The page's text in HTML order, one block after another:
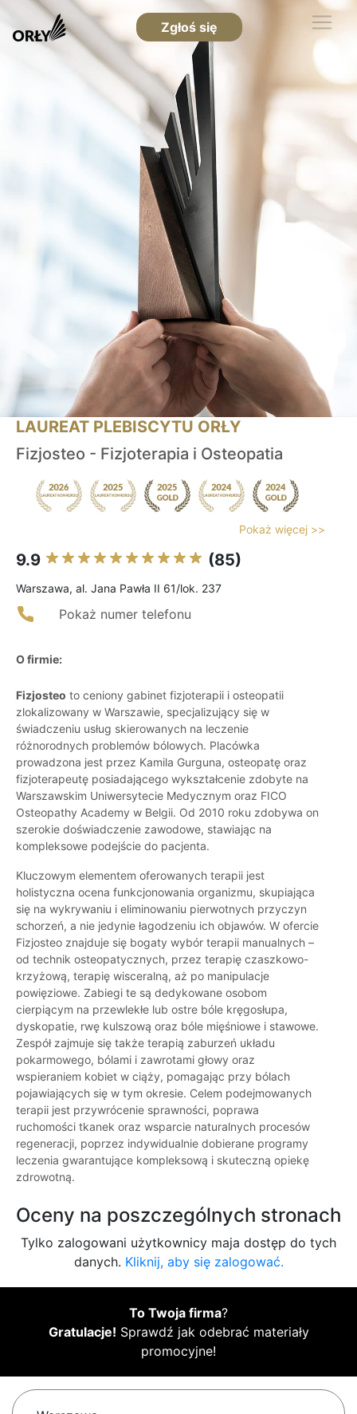
Zgłoś się
LAUREAT PLEBISCYTU ORŁY
Fizjosteo - Fizjoterapia i Osteopatia
Pokaż więcej >>
9.9 (85)
Warszawa, al. Jana Pawła II 61/lok. 237
Pokaż numer telefonu
O firmie:
Fizjosteo to ceniony gabinet fizjoterapii i osteopatii
zlokalizowany w Warszawie, specjalizujący się w
świadczeniu usług skierowanych na leczenie
różnorodnych problemów bólowych. Placówka
prowadzona jest przez Kamila Gurguna, osteopatę oraz
fizjoterapeutę posiadającego wykształcenie zdobyte na
Warszawskim Uniwersytecie Medycznym oraz FICO
Osteopathy Academy w Belgii. Od 2010 roku zdobywa on
szerokie doświadczenie zawodowe, stawiając na
kompleksowe podejście do pacjenta.
Kluczowym elementem oferowanych terapii jest
holistyczna ocena funkcjonowania organizmu, skupiająca
się na wykrywaniu i eliminowaniu pierwotnych przyczyn
schorzeń, a nie jedynie łagodzeniu ich objawów. W ofercie
Fizjosteo znajduje się bogaty wybór terapii manualnych –
od technik osteopatycznych, przez terapię czaszkowo-
krzyżową, terapię wisceralną, aż po manipulacje
powięziowe. Zabiegi te są dedykowane osobom
cierpiącym na przewlekłe lub ostre bóle kręgosłupa,
dyskopatie, rwę kulszową oraz bóle mięśniowe i stawowe.
Zespół zajmuje się także terapią zaburzeń układu
pokarmowego, bólami i zawrotami głowy oraz
wspieraniem kobiet w ciąży, pomagając przy bólach
pojawiających się w tym okresie. Celem podejmowanych
terapii jest przywrócenie sprawności, poprawa
ruchomości tkanek oraz wsparcie naturalnych procesów
regeneracji, poprzez indywidualnie dobierane programy
leczenia gwarantujące kompleksową i skuteczną opiekę
zdrowotną.
Oceny na poszczególnych stronach
Tylko zalogowani użytkownicy maja dostęp do tych
danych. Kliknij, aby się zalogować.
To Twoja firma?
Gratulacje! Sprawdź jak odebrać materiały
promocyjne!